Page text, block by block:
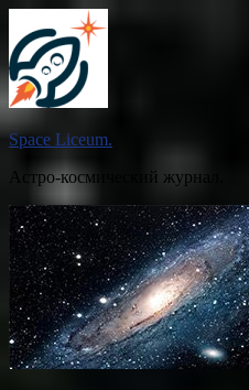
содержимому
Space Liceum.
Астро-космический журнал.